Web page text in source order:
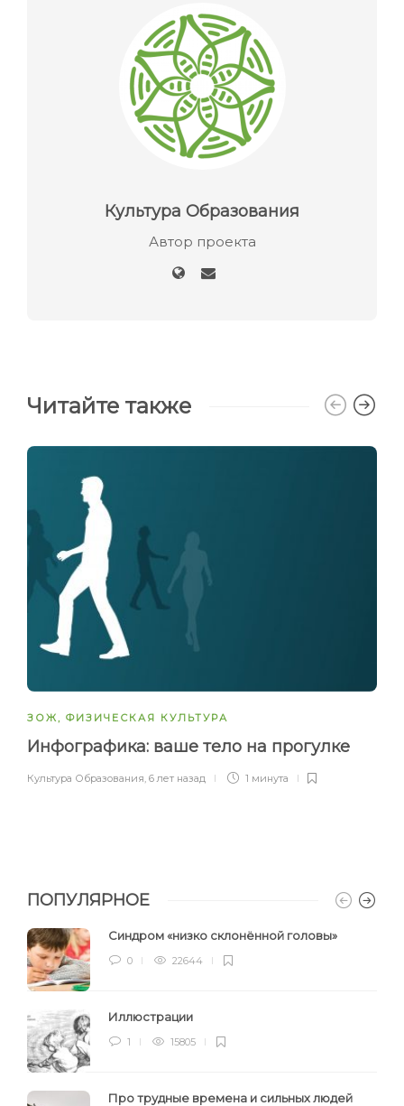
Культура Образования
Автор проекта
Читайте также
ЗОЖ, ФИЗИЧЕСКАЯ КУЛЬТУРА
Инфографика: ваше тело на прогулке
Культура Образования, 6 лет назад 1 минута
ПОПУЛЯРНОЕ
Синдром «низко склонённой головы»
0 22644
Иллюстрации
1 15805
Про трудные времена и сильных людей